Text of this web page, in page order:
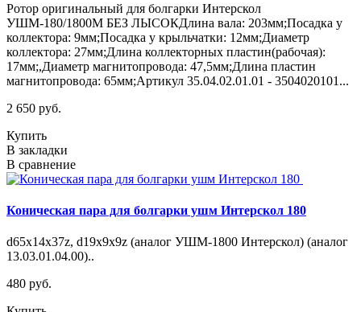
Ротор оригинальный для болгарки Интерскол
УШМ-180/1800М БЕЗ ЛЫСОКДлина вала: 203мм;Посадка у
коллектора: 9мм;Посадка у крыльчатки: 12мм;Диаметр
коллектора: 27мм;Длина коллекторных пластин(рабочая):
17мм;,Диаметр магнитопровода: 47,5мм;Длина пластин
магнитопровода: 65мм;Артикул 35.04.02.01.01 - 3504020101...
2 650 руб.
Купить
В закладки
В сравнение
Коническая пара для болгарки ушм Интерскол 180
d65х14х37z, d19х9х9z (аналог УШМ-1800 Интерскол) (аналог
13.03.01.04.00)..
480 руб.